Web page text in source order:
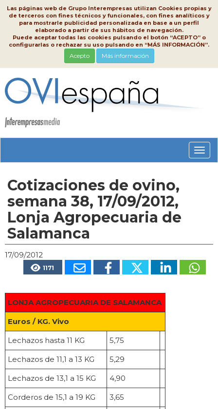
Las páginas web de Grupo Interempresas utilizan Cookies propias y
de terceros con fines técnicos y funcionales, con fines analíticos y
para mostrarle publicidad personalizada en base a un perfil
elaborado a partir de sus hábitos de navegación.
Puede aceptar todas las cookies pulsando el botón “ACEPTO” o
configurarlas o rechazar su uso pulsando en “MÁS INFORMACIÓN”.
Acepto Más información
Cotizaciones de ovino,
semana 38, 17/09/2012,
Lonja Agropecuaria de
Salamanca
17/09/2012
1171
LONJA AGROPECUARIA DE SALAMANCA
Euros / KG. Vivo
Lechazos hasta 11 KG 5,75
Lechazos de 11,1 a 13 KG 5,29
Lechazos de 13,1 a 15 KG 4,90
Corderos de 15,1 a 19 KG 3,65